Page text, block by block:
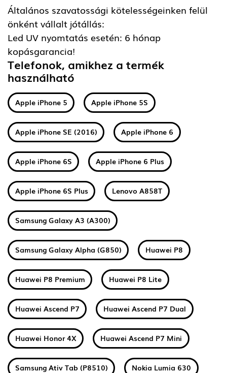
Általános szavatossági kötelességeinken felül
önként vállalt jótállás:
Led UV nyomtatás esetén: 6 hónap
kopásgarancia!
Telefonok, amikhez a termék
használható
Apple iPhone 5 Apple iPhone 5S
Apple iPhone SE (2016) Apple iPhone 6
Apple iPhone 6S Apple iPhone 6 Plus
Apple iPhone 6S Plus Lenovo A858T
Samsung Galaxy A3 (A300)
Samsung Galaxy Alpha (G850) Huawei P8
Huawei P8 Premium Huawei P8 Lite
Huawei Ascend P7 Huawei Ascend P7 Dual
Huawei Honor 4X Huawei Ascend P7 Mini
Samsung Ativ Tab (P8510) Nokia Lumia 630